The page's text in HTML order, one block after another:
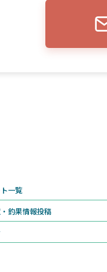
一覧
釣果情報投稿